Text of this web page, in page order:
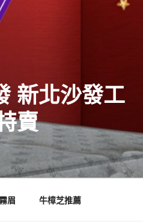
新北沙發工
賣
眉 牛樟芝推薦